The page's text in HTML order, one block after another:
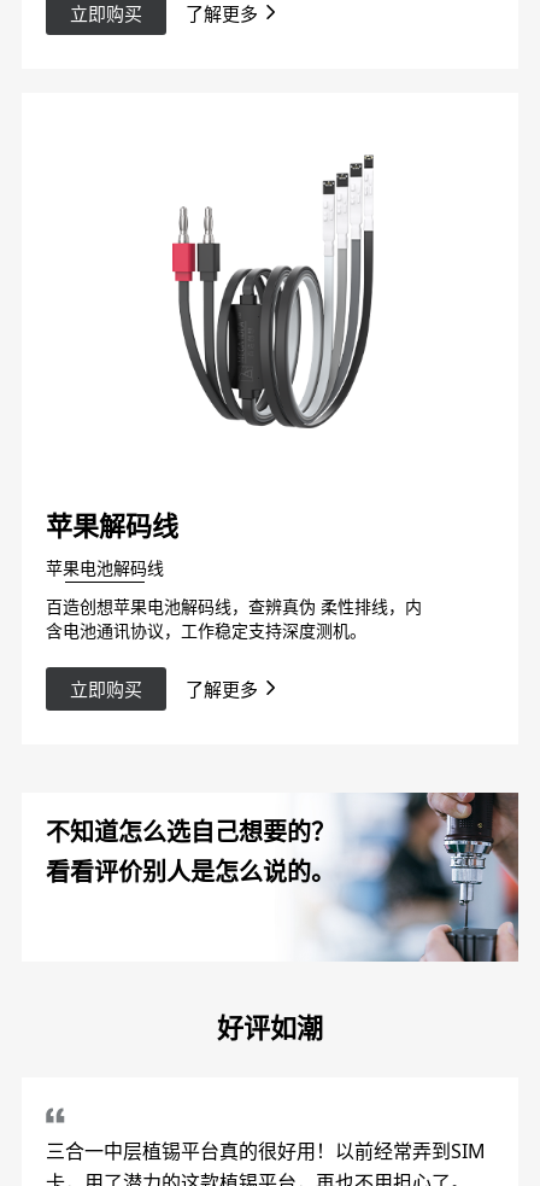
立即购买 了解更多
苹果解码线
苹果电池解码线
百造创想苹果电池解码线，查辨真伪 柔性排线，内
含电池通讯协议，工作稳定支持深度测机。
立即购买 了解更多
不知道怎么选自己想要的？
看看评价别人是怎么说的。
好评如潮
三合一中层植锡平台真的很好用！以前经常弄到SIM